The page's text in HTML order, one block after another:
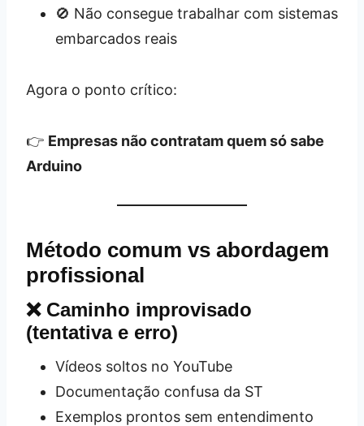
🚫 Não consegue trabalhar com sistemas
embarcados reais
Agora o ponto crítico:
👉 Empresas não contratam quem só sabe
Arduino
Método comum vs abordagem
profissional
❌ Caminho improvisado
(tentativa e erro)
Vídeos soltos no YouTube
Documentação confusa da ST
Exemplos prontos sem entendimento